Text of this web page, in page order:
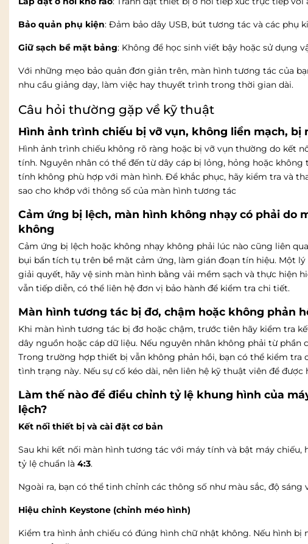
Bảo quản phụ kiện: Đảm bảo dây USB, bút tương tác và các phụ
Giữ sạch bề mặt bảng: Không để học sinh viết bậy hoặc sử dụng
Với những mẹo bảo quản đơn giản trên, màn hình tương tác của
nhu cầu giảng dạy, làm việc hay thuyết trình trong thời gian dài.
Câu hỏi thường gặp về kỹ thuật
Hình ảnh trình chiếu bị vỡ vụn, không liền mạch, bị
Hình ảnh trình chiếu không rõ ràng hoặc bị vỡ vụn thường do kết
tính. Nguyên nhân có thể đến từ dây cáp bị lỏng, hỏng hoặc
tính không phù hợp với màn hình. Để khắc phục, hãy kiểm tra và
sao cho khớp với thông số của màn hình tương tác
Cảm ứng bị lệch, màn hình không nhạy có phải
không
Cảm ứng bị lệch hoặc không nhạy không phải lúc nào cũng liên
bụi bẩn tích tụ trên bề mặt cảm ứng, làm gián đoạn tín hiệu. Một
giải quyết, hãy vệ sinh màn hình bằng vải mềm sạch và thực hiện
vẫn tiếp diễn, có thể liên hệ đơn vị bảo hành để kiểm tra chi tiết.
Màn hình tương tác bị đơ, chậm hoặc không phản
Khi màn hình tương tác bị đơ hoặc chậm, trước tiên hãy kiểm tra
dây nguồn hoặc cáp dữ liệu. Nếu nguyên nhân không phải từ
Trong trường hợp thiết bị vẫn không phản hồi, bạn có thể kiểm
tình trạng này. Nếu sự cố kéo dài, nên liên hệ kỹ thuật viên để được
Làm thế nào để điều chỉnh tỷ lệ khung hình của
lệch?
Kết nối thiết bị và cài đặt cơ bản
Sau khi kết nối màn hình tương tác với máy tính và bật máy
tỷ lệ chuẩn là 4:3.
Ngoài ra, bạn có thể tinh chỉnh các thông số như màu sắc, độ
Hiệu chỉnh Keystone (chỉnh méo hình)
Kiểm tra hình ảnh chiếu có đúng hình chữ nhật không. Nếu hình bị